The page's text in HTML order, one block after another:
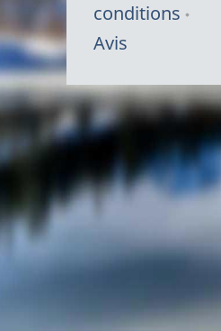
conditions
Avis